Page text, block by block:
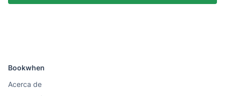
Bookwhen
Acerca de